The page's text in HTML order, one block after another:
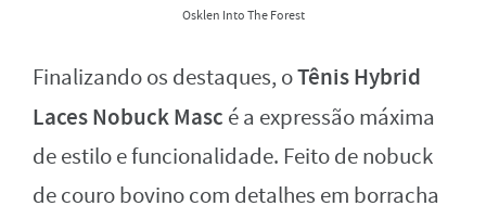
Osklen Into The Forest
Finalizando os destaques, oTênis Hybrid
Laces Nobuck Masc é a expressão máxima
de estilo e funcionalidade. Feito de nobuck
de couro bovino com detalhes em borracha